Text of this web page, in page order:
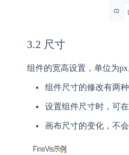
3.2 尺寸
组件的宽高设置，单位为px
组件尺寸的修改有两
设置组件尺寸时，可
画布尺寸的变化，不